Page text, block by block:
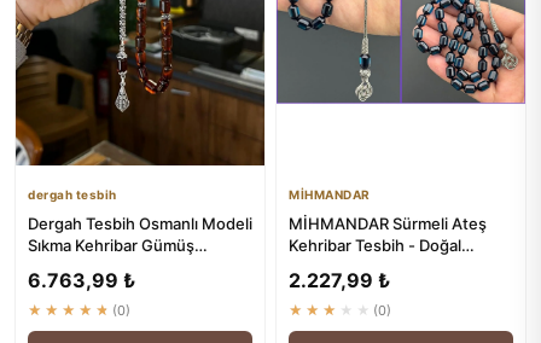
dergah tesbih
Dergah Tesbih Osmanlı Modeli
Sıkma Kehribar Gümüş
6.763,99 ₺
★★★★★ (0)
MİHMANDAR
MİHMANDAR Sürmeli Ateş
Kehribar Tesbih - Doğal
Kombinasyonu
2.227,99 ₺
★★★★★ (0)